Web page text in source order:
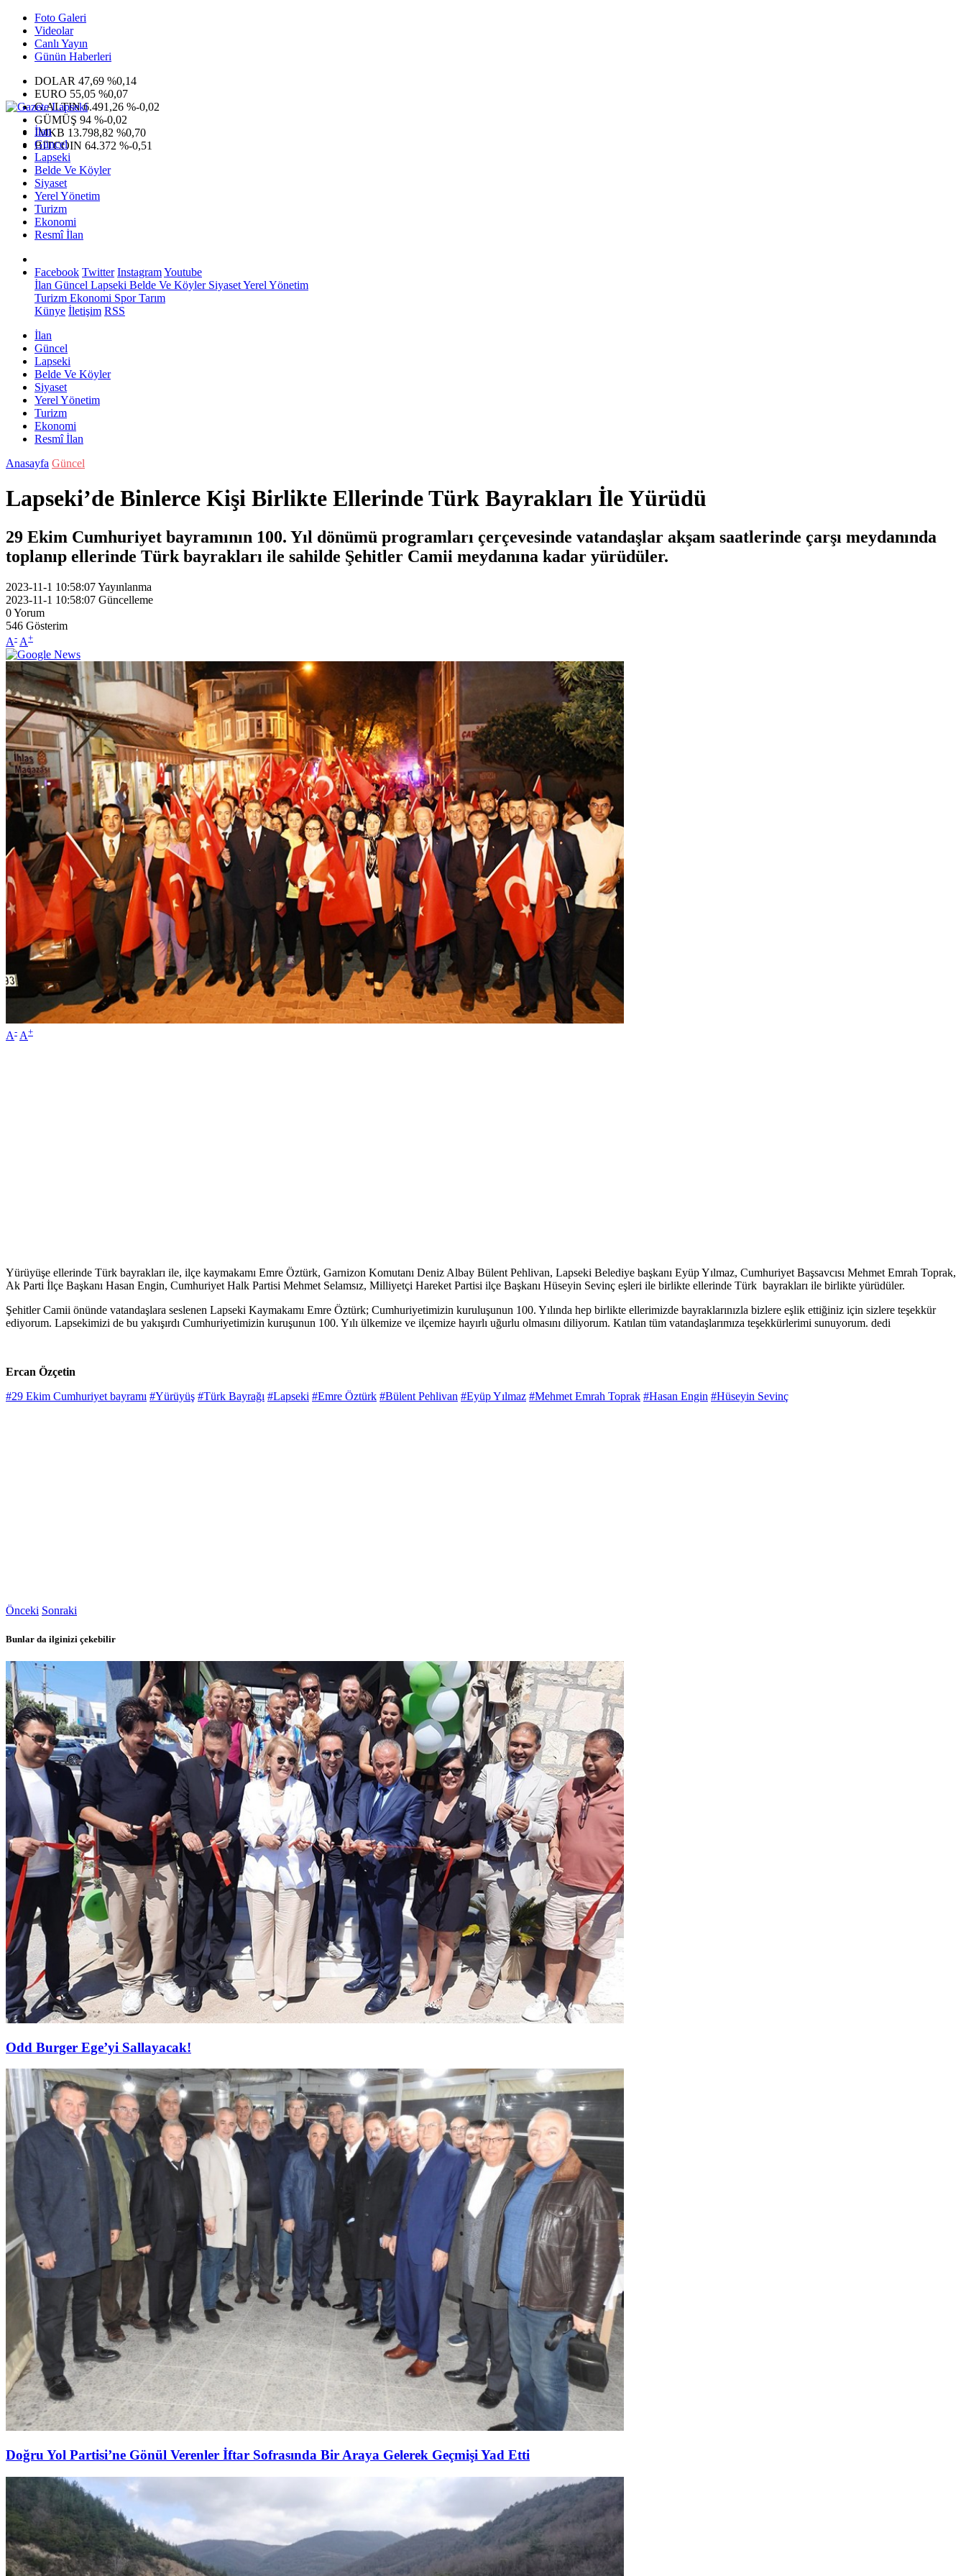
Foto Galeri
Videolar
Canlı Yayın
Günün Haberleri
DOLAR 47,69 %0,14
EURO 55,05 %0,07
G.ALTIN6.491,26 %-0,02
GÜMÜŞ 94 %-0,02
IMKB 13.798,82 %0,70
BITCOIN 64.372 %-0,51
İlan
Güncel
Lapseki
Belde Ve Köyler
Siyaset
Yerel Yönetim
Turizm
Ekonomi
Resmî İlan
Facebook Twitter InstagramYoutube
İlan Güncel Lapseki Belde Ve KöylerSiyasetYerel Yönetim
Turizm Ekonomi SporTarım
Künye İletişim RSS
İlan
Güncel
Lapseki
Belde Ve Köyler
Siyaset
Yerel Yönetim
Turizm
Ekonomi
Resmî İlan
Anasayfa Güncel
Lapseki’de Binlerce Kişi Birlikte Ellerinde Türk Bayrakları İle Yürüdü
29 Ekim Cumhuriyet bayramının 100. Yıl dönümü programları çerçevesinde vatandaşlar akşam saatlerinde çarşı meydanında
toplanıp ellerinde Türk bayrakları ile sahilde Şehitler Camii meydanına kadar yürüdüler.
2023-11-1 10:58:07Yayınlanma
2023-11-1 10:58:07 Güncelleme
0Yorum
546 Gösterim
A- A+
A- A+
Yürüyüşe ellerinde Türk bayrakları ile, ilçe kaymakamı Emre Öztürk, Garnizon Komutanı Deniz Albay Bülent Pehlivan, Lapseki Belediye başkanı Eyüp Yılmaz, Cumhuriyet Başsavcısı Mehmet Emrah Toprak,
Ak Parti İlçe Başkanı Hasan Engin, Cumhuriyet Halk Partisi Mehmet Selamsız, Milliyetçi Hareket Partisi ilçe Başkanı Hüseyin Sevinç eşleri ile birlikte ellerinde Türk bayrakları ile birlikte yürüdüler.
Şehitler Camii önünde vatandaşlara seslenen Lapseki Kaymakamı Emre Öztürk; Cumhuriyetimizin kuruluşunun 100. Yılında hep birlikte ellerimizde bayraklarınızla bizlere eşlik ettiğiniz için sizlere teşekkür
ediyorum. Lapsekimizi de bu yakışırdı Cumhuriyetimizin kuruşunun 100. Yılı ülkemize ve ilçemize hayırlı uğurlu olmasını diliyorum. Katılan tüm vatandaşlarımıza teşekkürlerimi sunuyorum. dedi
Ercan Özçetin
#29 Ekim Cumhuriyet bayramı #Yürüyüş #Türk Bayrağı #Lapseki #Emre Öztürk #Bülent Pehlivan #Eyüp Yılmaz #Mehmet Emrah Toprak #Hasan Engin #Hüseyin Sevinç
Önceki Sonraki
Bunlar da ilginizi çekebilir
Odd Burger Ege’yi Sallayacak!
Doğru Yol Partisi’ne Gönül Verenler İftar Sofrasında Bir Araya Gelerek Geçmişi Yad Etti